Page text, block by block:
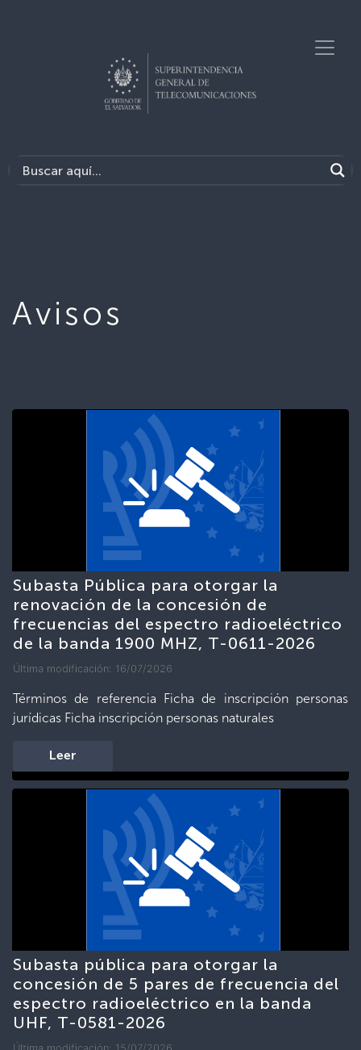
Avisos
Subasta Pública para otorgar la
renovación de la concesión de
frecuencias del espectro radioeléctrico
de la banda 1900 MHZ, T-0611-2026
Última modificación: 16/07/2026
Términos de referencia Ficha de inscripción personas
jurídicas Ficha inscripción personas naturales
Leer
Subasta pública para otorgar la
concesión de 5 pares de frecuencia del
espectro radioeléctrico en la banda
UHF, T-0581-2026